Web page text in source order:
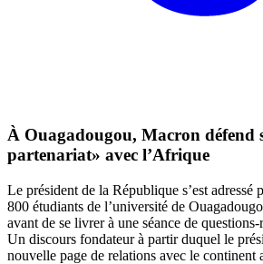
À Ouagadougou, Macron défend
partenariat» avec l’Afrique
Le président de la République s’est adressé
800 étudiants de l’université de
avant de se livrer à une séance de questions-
Un discours fondateur à partir duquel le
nouvelle page de relations avec le continent